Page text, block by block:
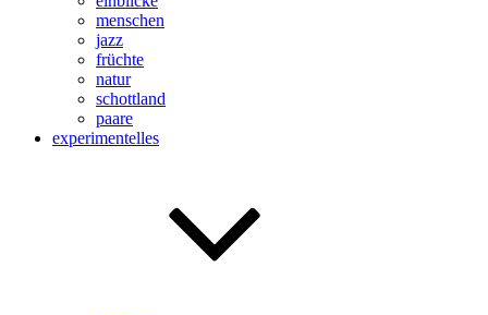
menschen
jazz
früchte
natur
schottland
paare
experimentelles